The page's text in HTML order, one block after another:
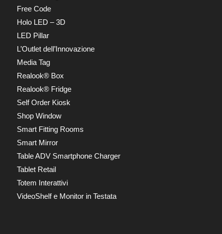
Free Code
Holo LED – 3D
LED Pillar
L’Outlet dell’Innovazione
Media Tag
Realook® Box
Realook® Fridge
Self Order Kiosk
Shop Window
Smart Fitting Rooms
Smart Mirror
Table ADV Smartphone Charger
Tablet Retail
Totem Interattivi
VideoShelf e Monitor in Testata